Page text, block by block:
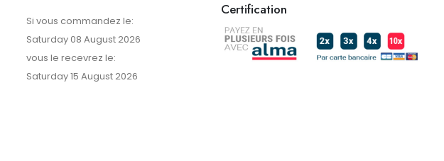
Si vous commandez le:
Saturday 08 August 2026
vous le recevrez le:
Saturday 15 August 2026
Certification